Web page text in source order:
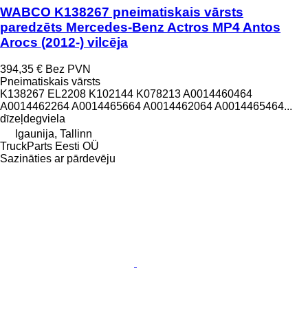
WABCO K138267 pneimatiskais vārsts
paredzēts Mercedes-Benz Actros MP4 Antos
Arocs (2012-) vilcēja
394,35 € Bez PVN
Pneimatiskais vārsts
K138267 EL2208 K102144 K078213 A0014460464
A0014462264 A0014465664 A0014462064 A0014465464...
dīzeļdegviela
Igaunija, Tallinn
TruckParts Eesti OÜ
Sazināties ar pārdevēju